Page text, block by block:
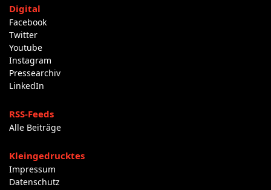
Digital
Facebook
Twitter
Youtube
Instagram
Pressearchiv
LinkedIn
RSS-Feeds
Alle Beiträge
Kleingedrucktes
Impressum
Datenschutz